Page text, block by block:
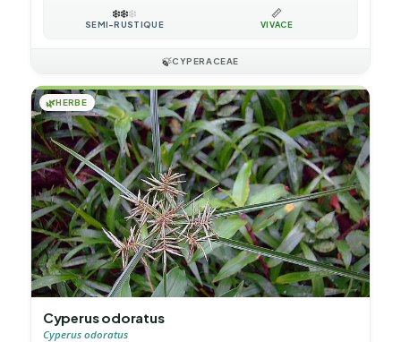
❄️❄️❄️
SEMI-RUSTIQUE
📏
VIVACE
🍃CYPERACEAE
🌿HERBE
Cyperus odoratus
Cyperus odoratus